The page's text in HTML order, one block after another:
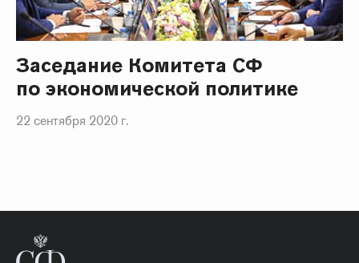
Заседание Комитета СФ
по экономической политике
22 сентября 2020 г.